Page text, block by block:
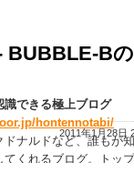
BUBBLE-B
識できる極上ブログ
hontennotabi/
ドナルドなど、誰もが
てくれるブログ。トッ
2011年1月28日